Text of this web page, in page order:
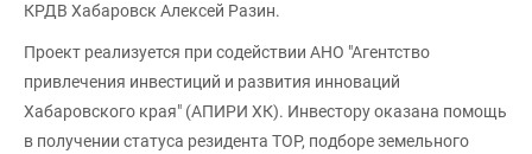
КРДВ Хабаровск Алексей Разин.
Проект реализуется при содействии АНО "Агентство
привлечения инвестиций и развития инноваций
Хабаровского края" (АПИРИ ХК). Инвестору оказана помощь
в получении статуса резидента ТОР, подборе земельного